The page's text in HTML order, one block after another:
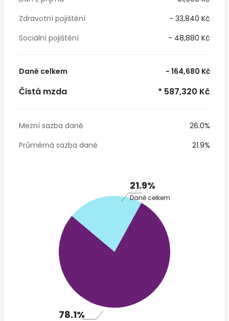
Zdravotní pojištění
- 33,840 Kč
Sociální pojištění
- 48,880 Kč
Daně celkem - 164,680 Kč
Čistá mzda * 587,320 Kč
Mezní sazba daně
26.0%
Průměrná sazba daně
21.9%
21.9%
Daně celkem
78.1%